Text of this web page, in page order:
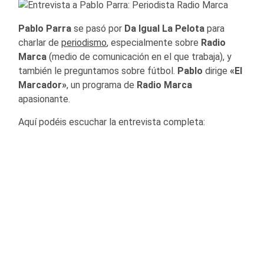
Pablo Parra se pasó por Da Igual La Pelota para
charlar de periodismo, especialmente sobre Radio
Marca (medio de comunicación en el que trabaja), y
también le preguntamos sobre fútbol. Pablo dirige «El
Marcador», un programa de Radio Marca
apasionante.
Aquí podéis escuchar la entrevista completa: